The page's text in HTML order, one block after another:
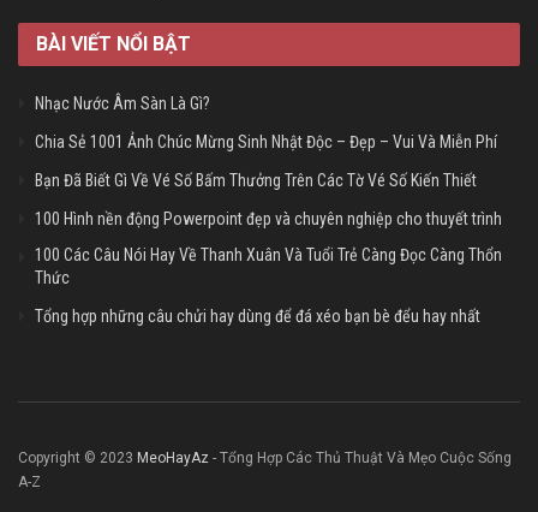
BÀI VIẾT NỔI BẬT
Nhạc Nước Âm Sàn Là Gì?
Chia Sẻ 1001 Ảnh Chúc Mừng Sinh Nhật Độc – Đẹp – Vui Và Miễn Phí
Bạn Đã Biết Gì Về Vé Số Bấm Thưởng Trên Các Tờ Vé Số Kiến Thiết
100 Hình nền động Powerpoint đẹp và chuyên nghiệp cho thuyết trình
100 Các Câu Nói Hay Về Thanh Xuân Và Tuổi Trẻ Càng Đọc Càng Thổn
Thức
Tổng hợp những câu chửi hay dùng để đá xéo bạn bè đểu hay nhất
Copyright © 2023 MeoHayAz - Tổng Hợp Các Thủ Thuật Và Mẹo Cuộc Sống
A-Z